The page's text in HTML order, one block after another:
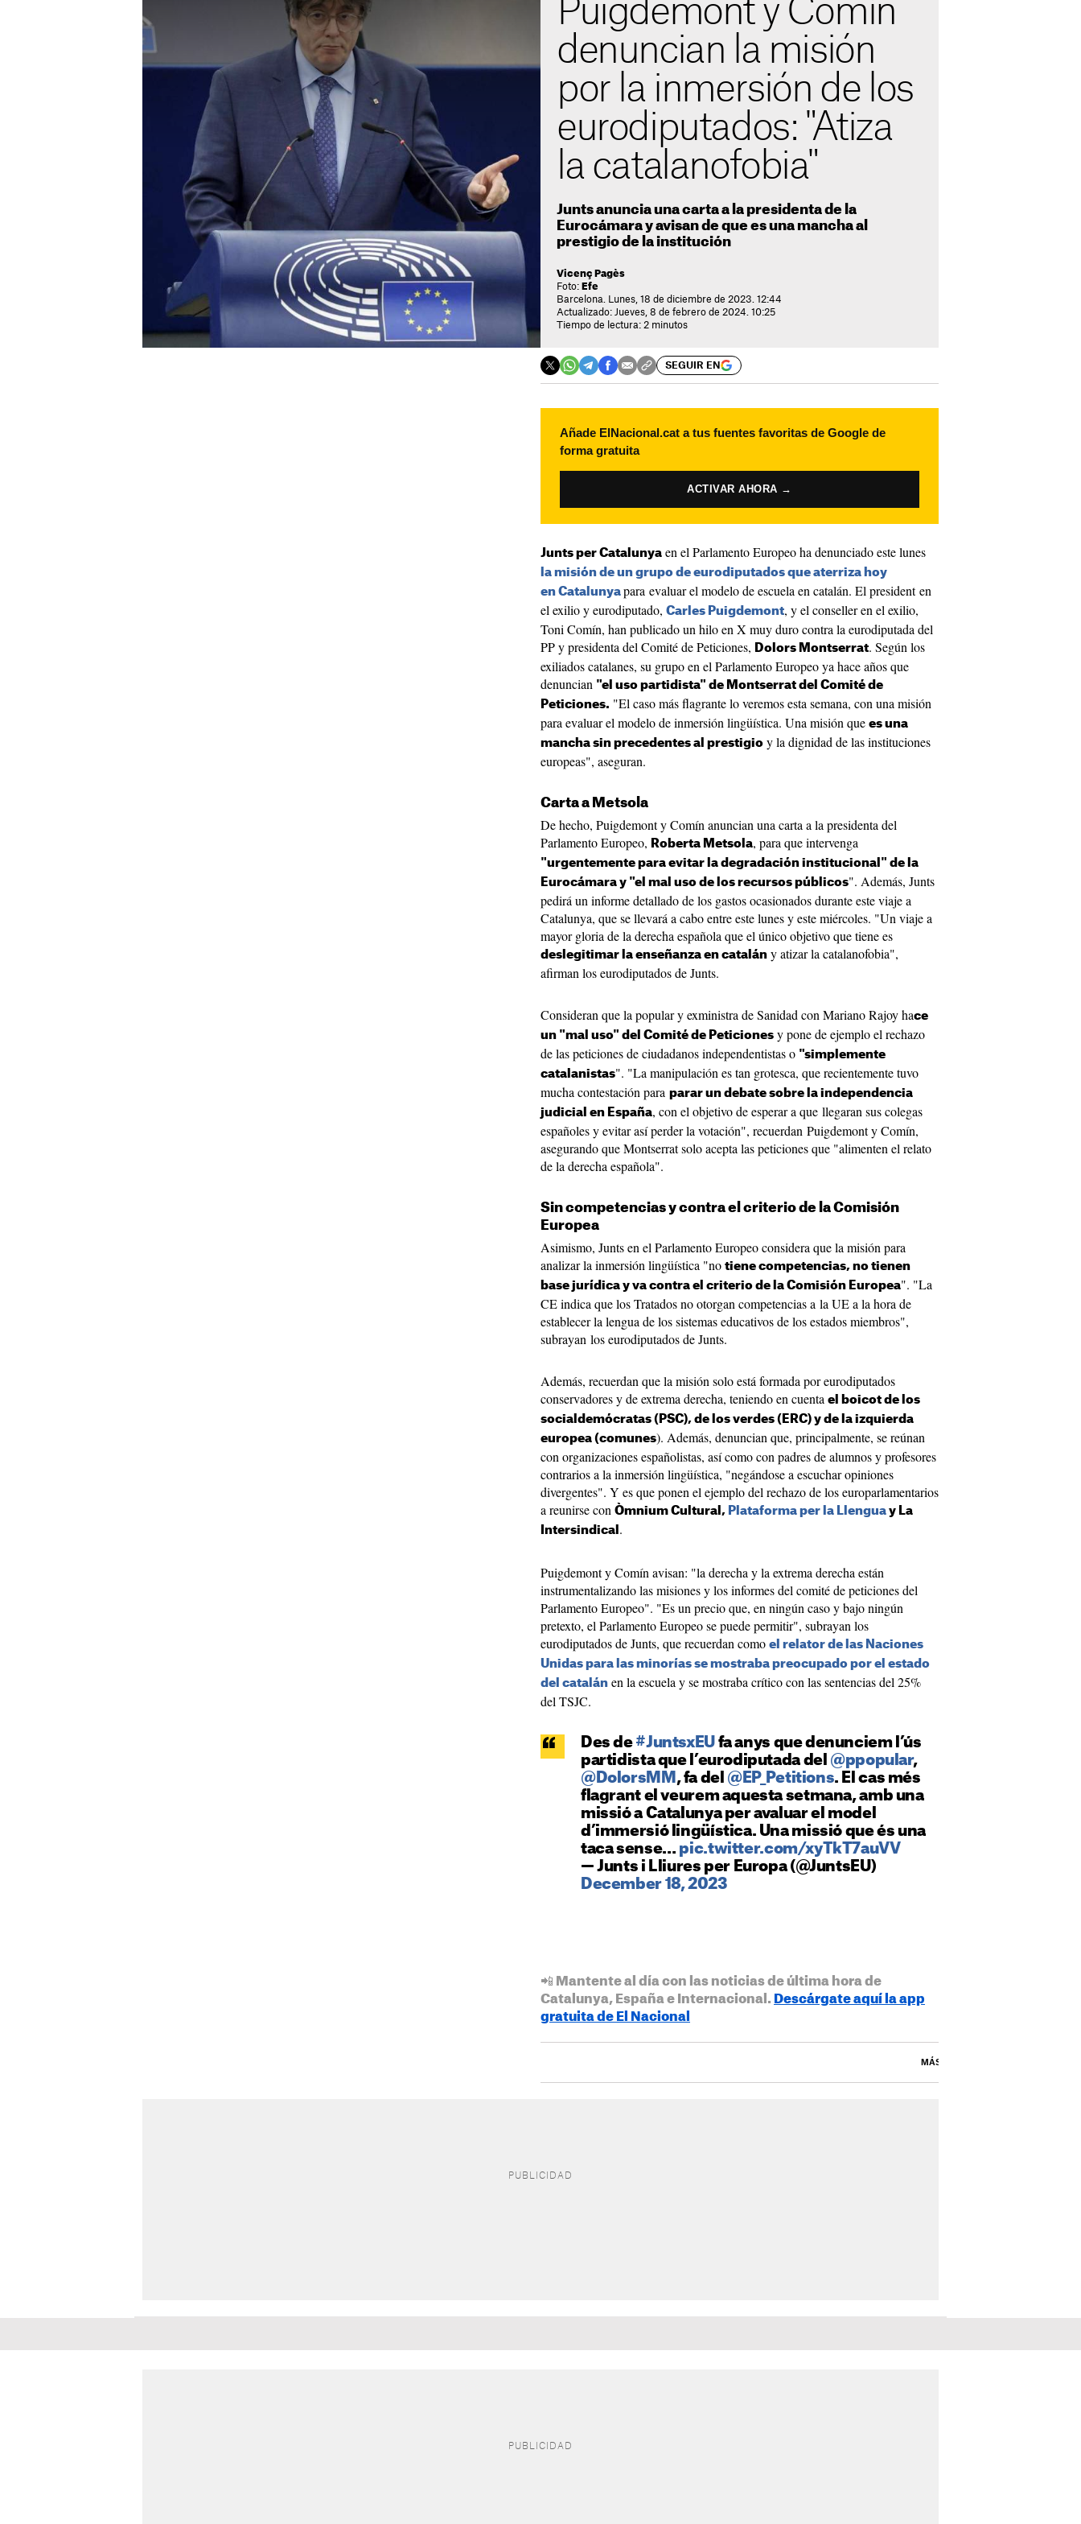
Puigdemont y Comín
denuncian la misión
por la inmersión de los
eurodiputados: "Atiza
la catalanofobia"
Junts anuncia una carta a la presidenta de la
Eurocámara y avisan de que es una mancha al
prestigio de la institución
Vicenç Pagès
Foto: Efe
Barcelona. Lunes, 18 de diciembre de 2023. 12:44
Actualizado: Jueves, 8 de febrero de 2024. 10:25
Tiempo de lectura: 2 minutos
SEGUIR EN
Añade ElNacional.cat a tus fuentes favoritas de Google de
forma gratuita
ACTIVAR AHORA →
Junts per Catalunya en el Parlamento Europeo ha denunciado este lunes
la misión de un grupo de eurodiputados que aterriza hoy
en Catalunya para evaluar el modelo de escuela en catalán. El president en
el exilio y eurodiputado, Carles Puigdemont, y el conseller en el exilio,
Toni Comín, han publicado un hilo en X muy duro contra la eurodiputada del
PP y presidenta del Comité de Peticiones, Dolors Montserrat. Según los
exiliados catalanes, su grupo en el Parlamento Europeo ya hace años que
denuncian "el uso partidista" de Montserrat del Comité de
Peticiones. "El caso más flagrante lo veremos esta semana, con una misión
para evaluar el modelo de inmersión lingüística. Una misión que es una
mancha sin precedentes al prestigio y la dignidad de las instituciones
europeas", aseguran.
Carta a Metsola
De hecho, Puigdemont y Comín anuncian una carta a la presidenta del
Parlamento Europeo, Roberta Metsola, para que intervenga
"urgentemente para evitar la degradación institucional" de la
Eurocámara y "el mal uso de los recursos públicos". Además, Junts
pedirá un informe detallado de los gastos ocasionados durante este viaje a
Catalunya, que se llevará a cabo entre este lunes y este miércoles. "Un viaje a
mayor gloria de la derecha española que el único objetivo que tiene es
deslegitimar la enseñanza en catalán y atizar la catalanofobia",
afirman los eurodiputados de Junts.
Consideran que la popular y exministra de Sanidad con Mariano Rajoy hace
un "mal uso" del Comité de Peticiones y pone de ejemplo el rechazo
de las peticiones de ciudadanos independentistas o "simplemente
catalanistas". "La manipulación es tan grotesca, que recientemente tuvo
mucha contestación para parar un debate sobre la independencia
judicial en España, con el objetivo de esperar a que llegaran sus colegas
españoles y evitar así perder la votación", recuerdan Puigdemont y Comín,
asegurando que Montserrat solo acepta las peticiones que "alimenten el relato
de la derecha española".
Sin competencias y contra el criterio de la Comisión
Europea
Asimismo, Junts en el Parlamento Europeo considera que la misión para
analizar la inmersión lingüística "no tiene competencias, no tienen
base jurídica y va contra el criterio de la Comisión Europea". "La
CE indica que los Tratados no otorgan competencias a la UE a la hora de
establecer la lengua de los sistemas educativos de los estados miembros",
subrayan los eurodiputados de Junts.
Además, recuerdan que la misión solo está formada por eurodiputados
conservadores y de extrema derecha, teniendo en cuenta el boicot de los
socialdemócratas (PSC), de los verdes (ERC) y de la izquierda
europea (comunes). Además, denuncian que, principalmente, se reúnan
con organizaciones españolistas, así como con padres de alumnos y profesores
contrarios a la inmersión lingüística, "negándose a escuchar opiniones
divergentes". Y es que ponen el ejemplo del rechazo de los europarlamentarios
a reunirse con Òmnium Cultural, Plataforma per la Llengua y La
Intersindical .
Puigdemont y Comín avisan: "la derecha y la extrema derecha están
instrumentalizando las misiones y los informes del comité de peticiones del
Parlamento Europeo". "Es un precio que, en ningún caso y bajo ningún
pretexto, el Parlamento Europeo se puede permitir", subrayan los
eurodiputados de Junts, que recuerdan como el relator de las Naciones
Unidas para las minorías se mostraba preocupado por el estado
del catalán en la escuela y se mostraba crítico con las sentencias del 25%
del TSJC.
Des de #JuntsxEUfa anys que denunciem l’ús
partidista que l’eurodiputada del @ppopular,
@DolorsMM , fa del @EP_Petitions. El cas més
flagrant el veurem aquesta setmana, amb una
missió a Catalunya per avaluar el model
d’immersió lingüística. Una missió que és una
taca sense… pic.twitter.com/xyTkT7auVV
— Junts i Lliures per Europa (@JuntsEU)
December 18, 2023
📲 Mantente al día con las noticias de última hora de
Catalunya, España e Internacional. Descárgate aquí la app
gratuita de El Nacional
MÁS